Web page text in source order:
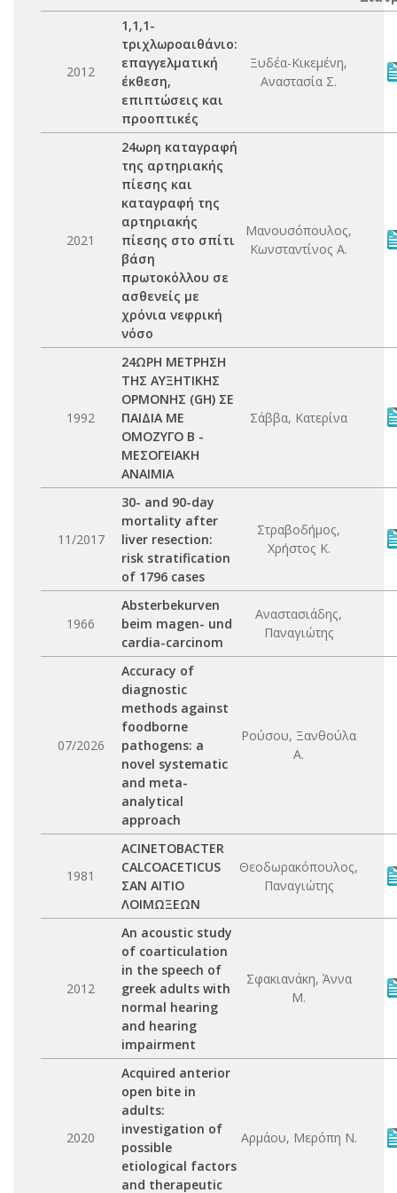
2012
1,1,1-
τριχλωροαιθάνιο:
επαγγελματική
έκθεση,
επιπτώσεις και
προοπτικές
Ξυδέα-Κικεμένη,
Αναστασία Σ.
2021
24ωρη καταγραφή
της αρτηριακής
πίεσης και
καταγραφή της
αρτηριακής
πίεσης στο σπίτι
βάση
πρωτοκόλλου σε
ασθενείς με
χρόνια νεφρική
νόσο
Μανουσόπουλος,
Κωνσταντίνος Α.
1992
24ΩΡΗ ΜΕΤΡΗΣΗ
ΤΗΣ ΑΥΞΗΤΙΚΗΣ
ΟΡΜΟΝΗΣ (GH) ΣΕ
ΠΑΙΔΙΑ ΜΕ
ΟΜΟΖΥΓΟ Β -
ΜΕΣΟΓΕΙΑΚΗ
ΑΝΑΙΜΙΑ
Σάββα, Κατερίνα
11/2017
30- and 90-day
mortality after
liver resection:
risk stratification
of 1796 cases
Στραβοδήμος,
Χρήστος Κ.
1966
Absterbekurven
beim magen- und
cardia-carcinom
Αναστασιάδης,
Παναγιώτης
07/2026
Accuracy of
diagnostic
methods against
foodborne
pathogens: a
novel systematic
and meta-
analytical
approach
Ρούσου, Ξανθούλα
Α.
1981
ACINETOBACTER
CALCOACETICUS
ΣΑΝ ΑΙΤΙΟ
ΛΟΙΜΩΞΕΩΝ
Θεοδωρακόπουλος,
Παναγιώτης
2012
An acoustic study
of coarticulation
in the speech of
greek adults with
normal hearing
and hearing
impairment
Σφακιανάκη, Άννα
Μ.
2020
Acquired anterior
open bite in
adults:
investigation of
possible
etiological factors
and therapeutic
Αρμάου, Μερόπη Ν.